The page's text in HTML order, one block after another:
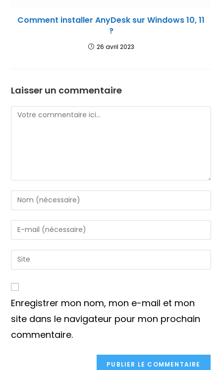
Comment installer AnyDesk sur Windows 10, 11
?
26 avril 2023
Laisser un commentaire
Comment
Enter
your
name
or
to
comment
Enter
your
email
address
Saisir
l’URL
votre
site
(facultatif)
Enregistrer mon nom, mon e-mail et mon
site dans le navigateur pour mon prochain
commentaire.